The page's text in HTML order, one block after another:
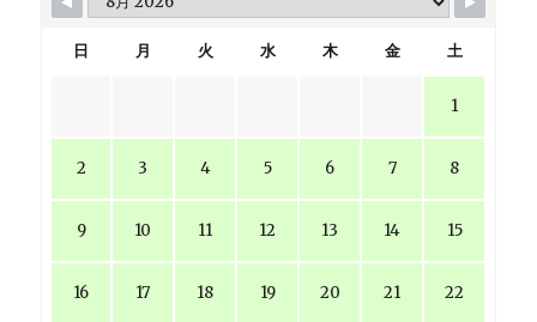
日 月 火 水 木 金 土
1
2 3 4 5 6 7 8
9 10 11 12 13 14 15
16 17 18 19 20 21 22